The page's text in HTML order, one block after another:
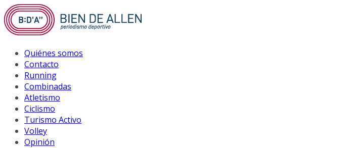
Saltar
al
contenido
Quiénes somos
Contacto
Running
Combinadas
Atletismo
Ciclismo
Turismo Activo
Volley
Opinión